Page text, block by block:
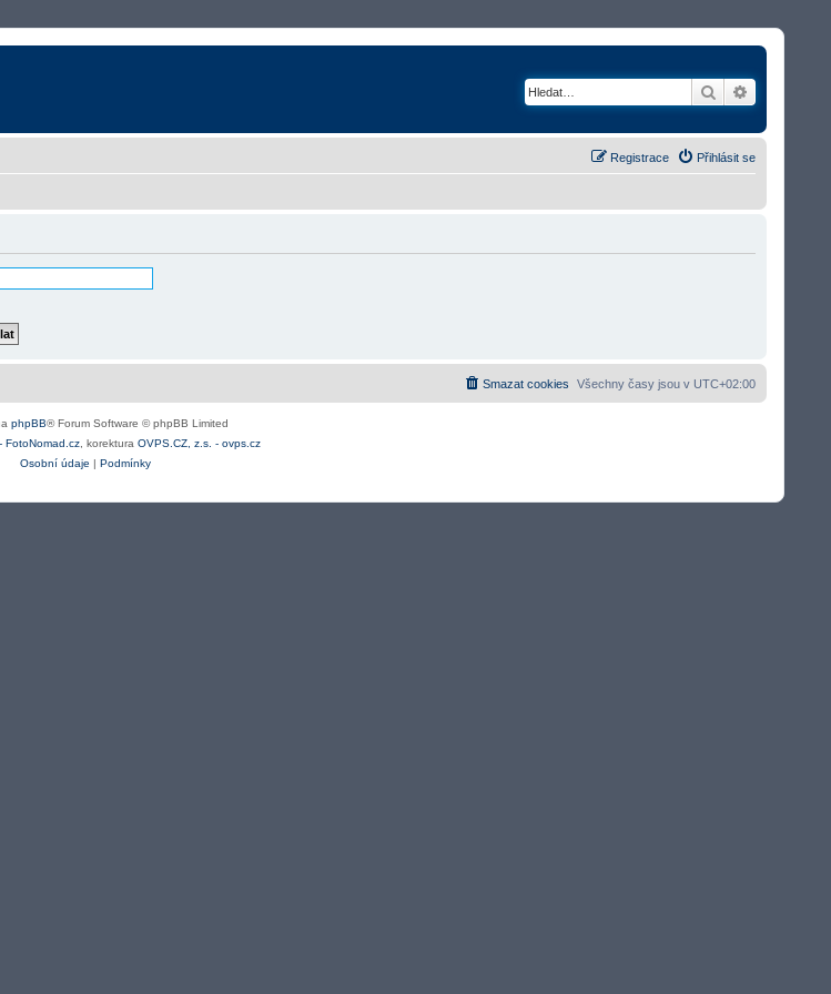
Hledat
Přihlásit se
Registrace
Všechny časy jsou v UTC+02:00
Smazat cookies
phpBB® Forum Software © phpBB Limited
FotoNomad.cz , korektura OVPS.CZ, z.s. - ovps.cz
Osobní údaje | Podmínky